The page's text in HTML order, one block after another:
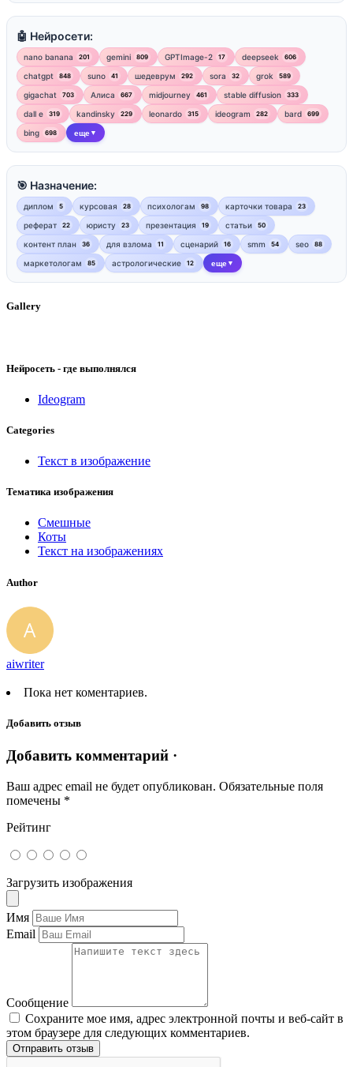
🤖 Нейросети:
nano banana 201 gemini 809 GPTImage-2 17 deepseek 606
chatgpt 848 suno 41 шедеврум 292 sora 32 grok 589
gigachat 703 Алиса 667 midjourney 461 stable diffusion 333
dall e 319 kandinsky 229 leonardo 315 ideogram 282 bard 699
bing 698 еще ▼
🎯 Назначение:
диплом 5 курсовая 28 психологам 98 карточки товара 23
реферат 22 юристу 23 презентация 19 статьи 50
контент план 36 для взлома 11 сценарий 16 smm 54 seo 88
маркетологам 85 астрологические 12 еще ▼
Gallery
Нейросеть - где выполнялся
Ideogram
Categories
Текст в изображение
Тематика изображения
Смешные
Коты
Текст на изображениях
Author
aiwriter
Пока нет коментариев.
Добавить отзыв
Добавить комментарий ·
Ваш адрес email не будет опубликован. Обязательные поля
помечены *
Рейтинг
Загрузить изображения
Имя
Email
Сообщение
Сохраните мое имя, адрес электронной почты и веб-сайт в
этом браузере для следующих комментариев.
Отправить отзыв